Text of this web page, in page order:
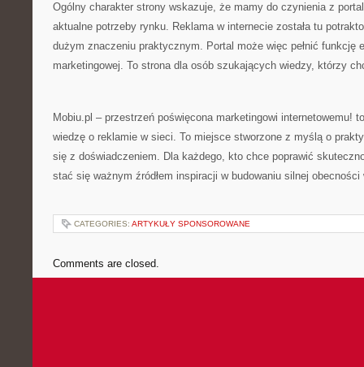
Ogólny charakter strony wskazuje, że mamy do czynienia z
aktualne potrzeby rynku. Reklama w internecie została tu
dużym znaczeniu praktycznym. Portal może więc pełnić funkcję
marketingowej. To strona dla osób szukających wiedzy, którzy
Mobiu.pl – przestrzeń poświęcona marketingowi internetowemu!
wiedzę o reklamie w sieci. To miejsce stworzone z myślą o
się z doświadczeniem. Dla każdego, kto chce poprawić
stać się ważnym źródłem inspiracji w budowaniu silnej obecności
CATEGORIES: ARTYKUŁY SPONSOROWANE
Comments are closed.